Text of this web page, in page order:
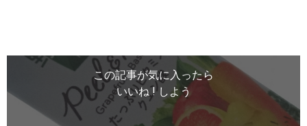
この記事が気に入ったら
いいね ! しよう